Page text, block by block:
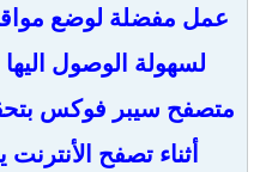
عمل مفضلة لوضع
لسهولة الوصول
متصفح سيبر فوكس
أثناء تصفح